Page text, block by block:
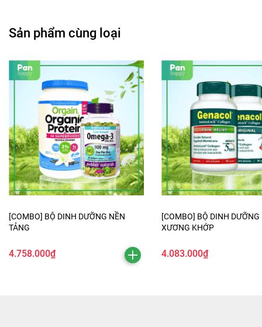
Sản phẩm cùng loại
[COMBO] BỘ DINH DƯỠNG NỀN
TẢNG
4.758.000₫
[COMBO] BỘ DINH DƯỠNG
XƯƠNG KHỚP
4.083.000₫